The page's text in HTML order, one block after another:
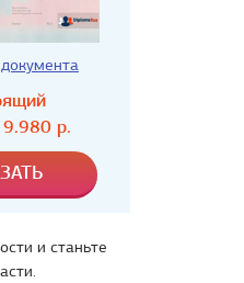
р.
и станьте